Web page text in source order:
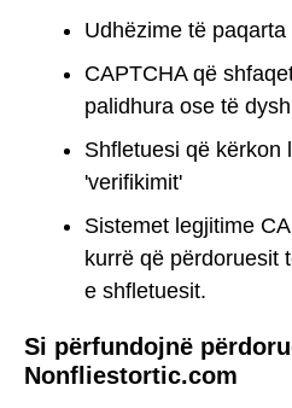
Udhëzime të
CAPTCHA që
palidhura ose të
Shfletuesi që kërkon
'verifikimit'
Sistemet legjitime
kurrë që përdoruesit
e shfletuesit.
Si përfundojnë
Nonfliestortic.com